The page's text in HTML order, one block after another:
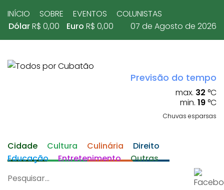
INÍCIO SOBRE EVENTOS
COLUNISTAS
DólarR$ 0,00 Euro R$ 0,00 07 de Agosto de 2026
Previsão do tempo
max. 32 °C
min. 19 °C
Chuvas esparsas
Cidade Cultura Culinária
Direito
Educação
Entretenimento Outras